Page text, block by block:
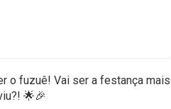
o fuzuê! Vai ser a festança mais
🌟🎉